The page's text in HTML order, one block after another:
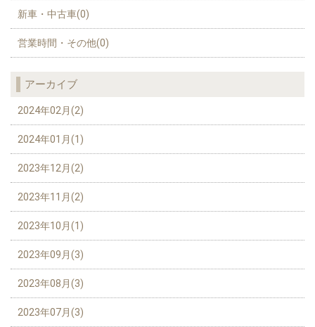
新車・中古車(0)
営業時間・その他(0)
アーカイブ
2024年02月(2)
2024年01月(1)
2023年12月(2)
2023年11月(2)
2023年10月(1)
2023年09月(3)
2023年08月(3)
2023年07月(3)